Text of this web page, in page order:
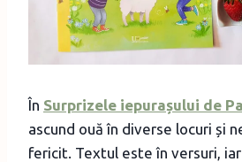
În Surprizele iepurașului de
ascund ouă în diverse locuri și
fericit. Textul este în versuri,